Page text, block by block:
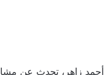
أحمد زاهر، تحدث عن